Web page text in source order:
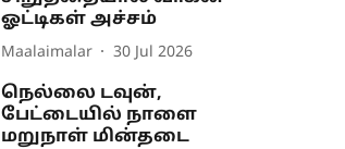
ஓட்டிகள் அச்சம்
Maalaimalar 30 Jul 2026
நெல்லை டவுன்,
பேட்டையில் நாளை
மறுநாள் மின்தடை